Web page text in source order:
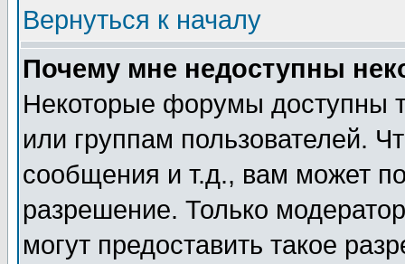
Вернуться к началу
Почему мне недоступны
Некоторые форумы доступны
или группам пользователей.
сообщения и т.д., вам может
разрешение. Только
могут предоставить такое